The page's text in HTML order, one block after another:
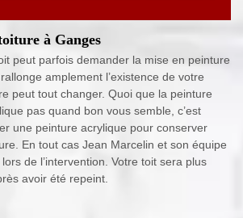
à Ganges
peut parfois demander la mise en peinture
amplement l’existence de votre
peut tout changer. Quoi que la peinture
pas quand bon vous semble, c’est
une peinture acrylique pour conserver
En tout cas Jean Marcelin et son équipe
de l’intervention. Votre toit sera plus
avoir été repeint.